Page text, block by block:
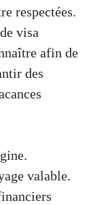
respectées.
visa
afin de
des
valable.